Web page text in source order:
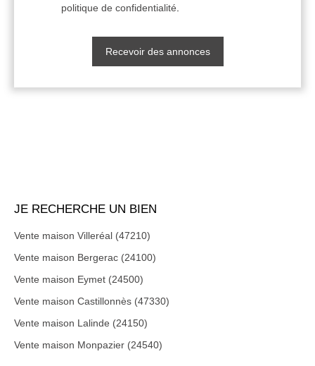
politique de confidentialité
Recevoir des annonces
JE RECHERCHE UN BIEN
Vente maison Villeréal (47210)
Vente maison Bergerac (24100)
Vente maison Eymet (24500)
Vente maison Castillonnès (47330)
Vente maison Lalinde (24150)
Vente maison Monpazier (24540)